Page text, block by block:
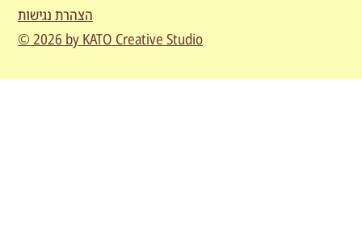
הצהרת נגישות
© 2026 by KATO Creative Studio